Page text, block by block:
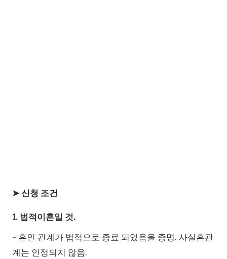
➤ 신청 조건
1. 법적이혼일 것.
- 혼인 관계가 법적으로 종료 되었음을 증명. 사실혼관
계는 인정되지 않음.